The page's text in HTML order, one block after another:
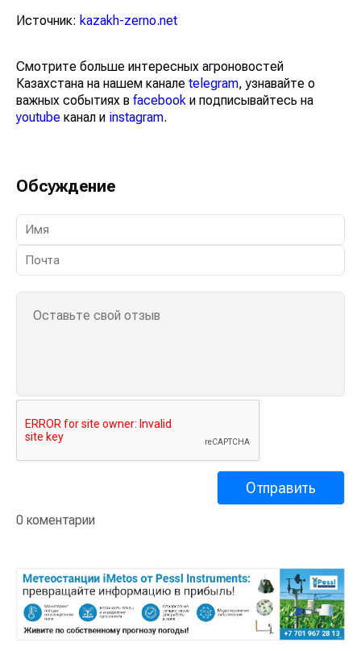
Источник: kazakh-zerno.net
Смотрите больше интересных агроновостей
Казахстана на нашем канале telegram, узнавайте о
важных событиях в facebook и подписывайтесь на
youtube канал и instagram.
Обсуждение
0 коментарии